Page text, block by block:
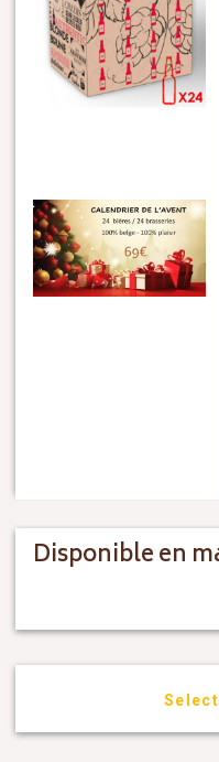
Disponible en